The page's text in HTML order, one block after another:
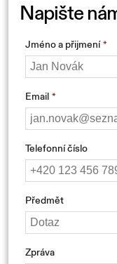
Napište
Jméno a přijmení
Email
Telefonní číslo
Předmět
Zpráva